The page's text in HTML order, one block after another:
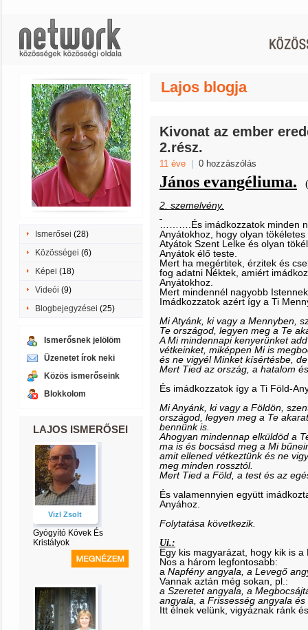
Ismerősei (28)
Közösségei (6)
Képei (18)
Videói (9)
Blogbejegyzései (25)
Ismerősnek jelölöm
Üzenetet írok neki
Közös ismerőseink
Blokkolom
LAJOS ISMERŐSEI
Vizl Zsolt
Gyógyító Kövek És
Kristályok
Lajos blogja
Kivonat az ember
2.rész.
11 éve 0 hozzászólás
János evangéliuma. (
2. szemelvény.
……….És imádkozzatok minden
Anyátokhoz, hogy olyan
Atyátok Szent Lelke és olyan
Anyátok élő teste.
Mert ha megértitek, érzitek és
fog adatni Néktek, amiért
Anyátokhoz.
Mert mindennél nagyobb
Imádkozzatok azért így a Ti
Mi Atyánk, ki vagy a Mennyben,
Te országod, legyen meg a Te
A Mi mindennapi kenyerünket
vétkeinket, miképpen Mi is
és ne vigyél Minket kísértésbe,
Mert Tied az ország, a hatalom
És imádkozzatok így a Ti Föld-
Mi Anyánk, ki vagy a Földön,
országod, legyen meg a Te
bennünk is.
Ahogyan mindennap elküldöd a
ma is és bocsásd meg a Mi
amit ellened vétkeztünk és ne
meg minden rossztól.
Mert Tied a Föld, a test és az
És valamennyien együtt
Anyához.
Folytatása következik.
Ui.:
Egy kis magyarázat, hogy kik is a
Nos a három legfontosabb:
a Napfény angyala, a Levegő
Vannak aztán még sokan, pl.:
a Szeretet angyala, a
angyala, a Frissesség angyala
Itt élnek velünk, vigyáznak ránk